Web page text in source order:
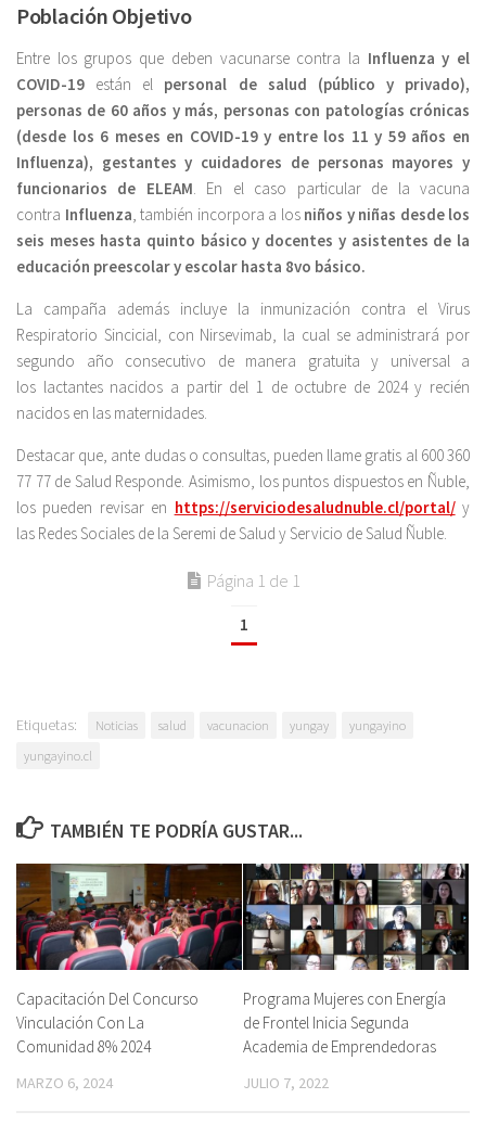
Población Objetivo
Entre los grupos que deben vacunarse contra la Influenza y el
COVID-19 están el personal de salud (público y privado),
personas de 60 años y más, personas con patologías crónicas
(desde los 6 meses en COVID-19 y entre los 11 y 59 años en
Influenza), gestantes y cuidadores de personas mayores y
funcionarios de ELEAM . En el caso particular de la vacuna
contra Influenza , también incorpora a los niños y niñas desde los
seis meses hasta quinto básico y docentes y asistentes de la
educación preescolar y escolar hasta 8vo básico.
La campaña además incluye la inmunización contra el Virus
Respiratorio Sincicial, con Nirsevimab, la cual se administrará por
segundo año consecutivo de manera gratuita y universal a
los lactantes nacidos a partir del 1 de octubre de 2024 y recién
nacidos en las maternidades.
Destacar que, ante dudas o consultas, pueden llame gratis al 600 360
77 77 de Salud Responde. Asimismo, los puntos dispuestos en Ñuble,
los pueden revisar en https://serviciodesaludnuble.cl/portal/ y
las Redes Sociales de la Seremi de Salud y Servicio de Salud Ñuble.
Página 1 de 1
1
Etiquetas: Noticias salud vacunacion yungay
yungayino
yungayino.cl
TAMBIÉN TE PODRÍA GUSTAR...
Capacitación Del Concurso
Vinculación Con La
Comunidad 8% 2024
MARZO 6, 2024
Programa Mujeres con Energía
de Frontel Inicia Segunda
Academia de Emprendedoras
JULIO 7, 2022